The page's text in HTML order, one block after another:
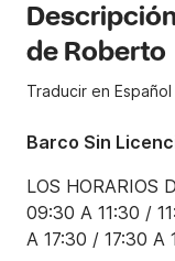
de Roberto
Traducir en Español
Barco Sin
LOS HORARIOS
09:30 A 11:30 /
A 17:30 / 17:30 A